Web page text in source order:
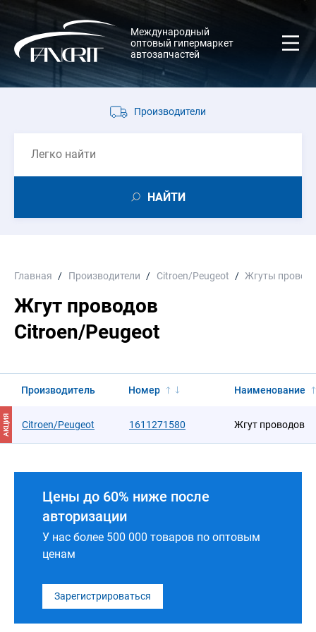
Международный
оптовый гипермаркет
автозапчастей
Производители
НАЙТИ
Главная Производители Citroen/Peugeot Жгуты
Жгут проводов
Citroen/Peugeot
Производитель Номер Наименование
АКЦИЯ Citroen/Peugeot 1611271580 Жгут проводов
Цены до 60% ниже после
авторизации
У нас более 500 000 товаров по оптовым
ценам
Зарегистрироваться